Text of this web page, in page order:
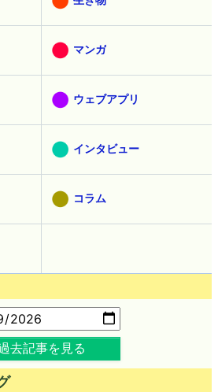
マンガ
ウェブアプリ
インタビュー
コラム
去記事を見る